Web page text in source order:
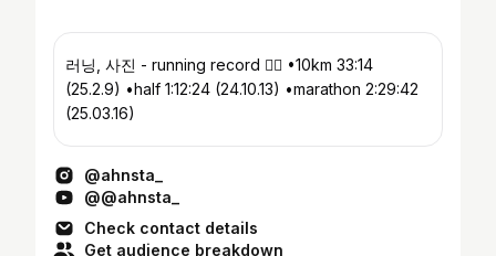
러닝, 사진 - running record 🏃‍♂️ •10km 33:14
(25.2.9) •half 1:12:24 (24.10.13) •marathon 2:29:42
(25.03.16)
@ahnsta_
@@ahnsta_
Check contact details
Get audience breakdown